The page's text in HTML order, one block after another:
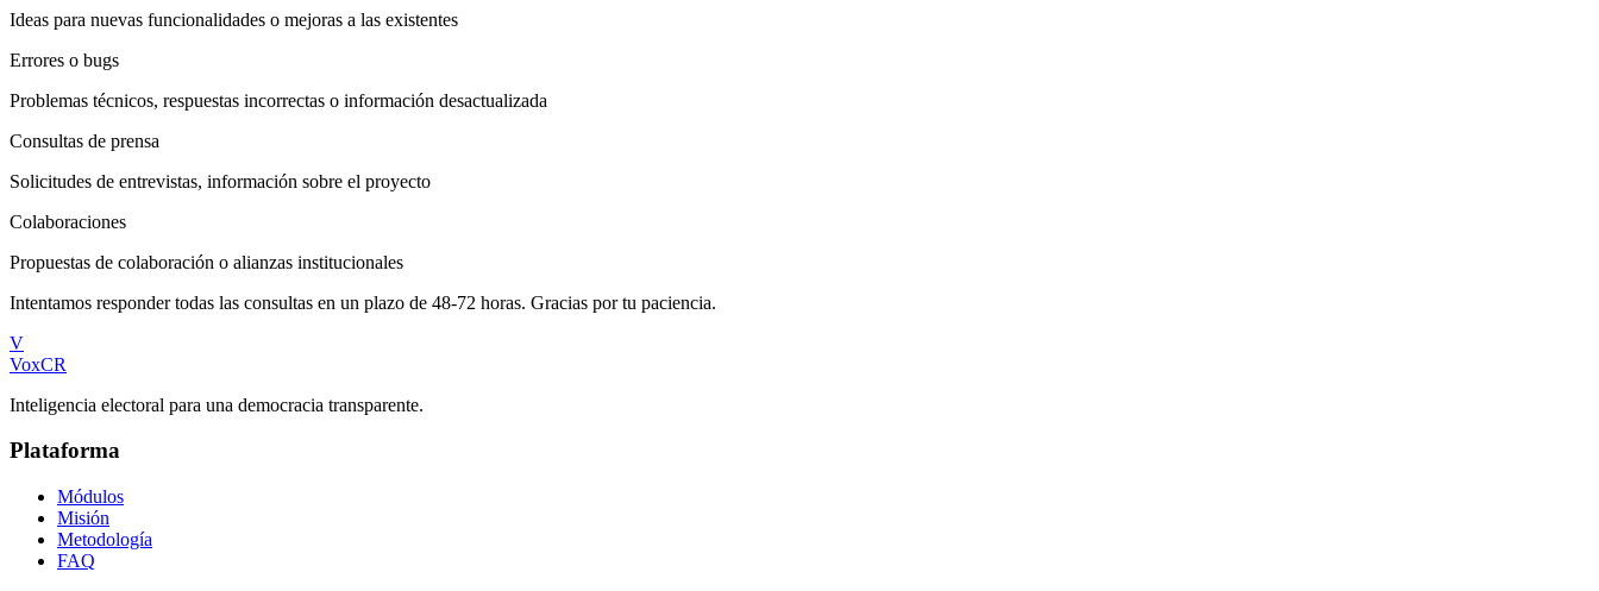
Ideas para nuevas funcionalidades o mejoras a las existentes
Errores o bugs
Problemas técnicos, respuestas incorrectas o información desactualizada
Consultas de prensa
Solicitudes de entrevistas, información sobre el proyecto
Colaboraciones
Propuestas de colaboración o alianzas institucionales
Intentamos responder todas las consultas en un plazo de 48-72 horas. Gracias por tu paciencia.
V
VoxCR
Inteligencia electoral para una democracia transparente.
Plataforma
Módulos
Misión
Metodología
FAQ